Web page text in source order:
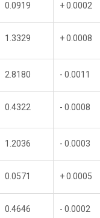
0.0919 + 0.0002
1.3329 + 0.0008
2.8180 - 0.0011
0.4322 - 0.0008
1.2036 - 0.0003
0.0571 + 0.0005
0.4646 - 0.0002